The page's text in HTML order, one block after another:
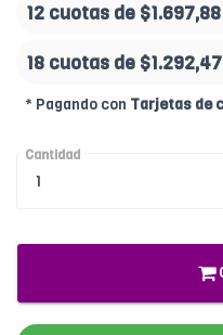
12 cuotas de $1.697,88
18 cuotas de $1.292,47
* Pagando con Tarjetas de
Cantidad